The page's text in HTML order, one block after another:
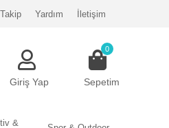
Yardım İletişim
Giriş Yap
0
Sepetim
&